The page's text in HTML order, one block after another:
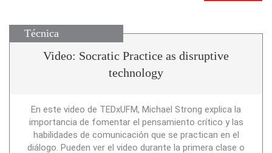
Técnica
Video: Socratic Practice as disruptive
technology
En este video de TEDxUFM, Michael Strong explica la
importancia de fomentar el pensamiento crítico y las
habilidades de comunicación que se practican en el
diálogo. Pueden ver el video durante la primera clase o